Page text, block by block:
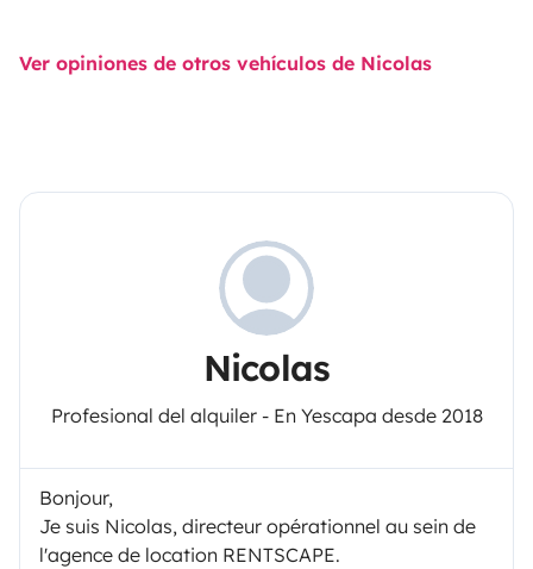
Ver opiniones de otros vehículos de Nicolas
Nicolas
Profesional del alquiler - En Yescapa desde 2018
Bonjour,
Je suis Nicolas, directeur opérationnel au sein de
l'agence de location RENTSCAPE.